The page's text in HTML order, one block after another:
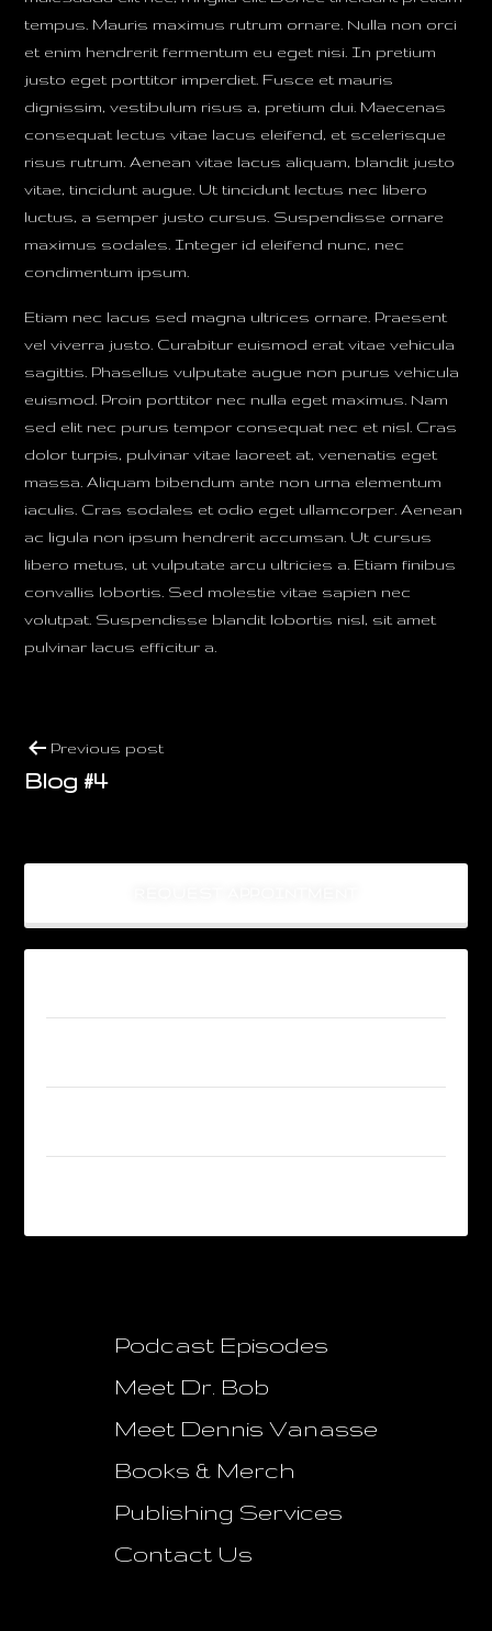
tempus. Mauris maximus rutrum ornare. Nulla non orci
et enim hendrerit fermentum eu eget nisi. In pretium
justo eget porttitor imperdiet. Fusce et mauris
dignissim, vestibulum risus a, pretium dui. Maecenas
consequat lectus vitae lacus eleifend, et scelerisque
risus rutrum. Aenean vitae lacus aliquam, blandit justo
vitae, tincidunt augue. Ut tincidunt lectus nec libero
luctus, a semper justo cursus. Suspendisse ornare
maximus sodales. Integer id eleifend nunc, nec
condimentum ipsum.
Etiam nec lacus sed magna ultrices ornare. Praesent
vel viverra justo. Curabitur euismod erat vitae vehicula
sagittis. Phasellus vulputate augue non purus vehicula
euismod. Proin porttitor nec nulla eget maximus. Nam
sed elit nec purus tempor consequat nec et nisl. Cras
dolor turpis, pulvinar vitae laoreet at, venenatis eget
massa. Aliquam bibendum ante non urna elementum
iaculis. Cras sodales et odio eget ullamcorper. Aenean
ac ligula non ipsum hendrerit accumsan. Ut cursus
libero metus, ut vulputate arcu ultricies a. Etiam finibus
convallis lobortis. Sed molestie vitae sapien nec
volutpat. Suspendisse blandit lobortis nisl, sit amet
pulvinar lacus efficitur a.
Previous post
Blog #4
Podcast Episodes
Meet Dr. Bob
Meet Dennis Vanasse
Books & Merch
Publishing Services
Contact Us